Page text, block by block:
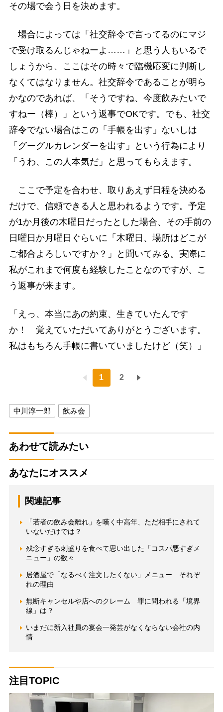
その場で会う日を決めます。
場合によっては「社交辞令で言ってるのにマジ
で受け取るんじゃねーよ……」と思う人もいるで
しょうから、ここはその時々で臨機応変に判断し
なくてはなりません。社交辞令であることが明ら
かなのであれば、「そうですね、今度飲みたいで
すねー（棒）」という返事でOKです。でも、社交
辞令でない場合はこの「手帳を出す」ないしは
「グーグルカレンダーを出す」という行為により
「うわ、この人本気だ」と思ってもらえます。
ここで予定を合わせ、取りあえず日程を決める
だけで、信頼できる人と思われるようです。予定
が1か月後の木曜日だったとした場合、その手前の
日曜日か月曜日ぐらいに「木曜日、場所はどこが
ご都合よろしいですか？」と聞いてみる。実際に
私がこれまで何度も経験したことなのですが、こ
う返事が来ます。
「えっ、本当にあの約束、生きていたんです
か！ 覚えていただいてありがとうございます。
私はもちろん手帳に書いていましたけど（笑）」
1 2
中川淳一郎 飲み会
あわせて読みたい
あなたにオススメ
関連記事
「若者の飲み会離れ」を嘆く中高年、ただ相手にされて
いないだけでは？
残念すぎる刺盛りを食べて思い出した「コスパ悪すぎメ
ニュー」の数々
居酒屋で「なるべく注文したくない」メニュー それぞ
れの理由
無断キャンセルや店へのクレーム 罪に問われる「境界
線」は？
いまだに新入社員の宴会一発芸がなくならない会社の内
情
注目TOPIC